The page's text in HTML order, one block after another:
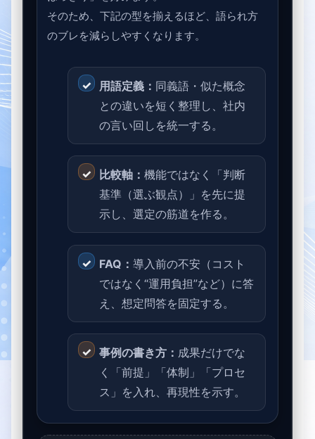
そのため、下記の型を揃えるほど、語られ方
のブレを減らしやすくなります。
用語定義： 同義語・似た概念
との違いを短く整理し、社内
の言い回しを統一する。
比較軸：機能ではなく「判断
基準（選ぶ観点）」を先に提
示し、選定の筋道を作る。
FAQ：導入前の不安（コスト
ではなく“運用負担”など）に答
え、想定問答を固定する。
事例の書き方： 成果だけでな
く「前提」「体制」「プロセ
ス」を入れ、再現性を示す。